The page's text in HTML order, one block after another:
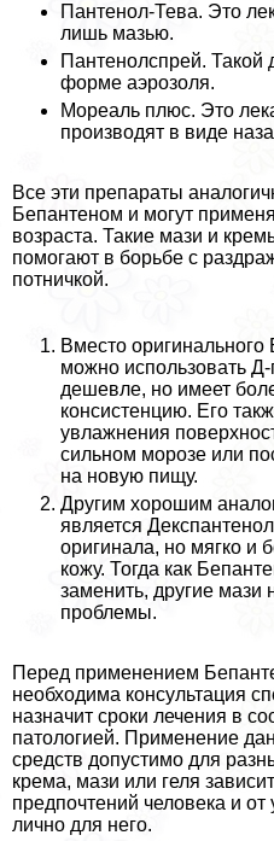
Пантенол-Тева. Это
лишь мазью.
Пантенолспрей. Такой
форме аэрозоля.
Мореаль плюс. Это
производят в виде
Все эти препараты
Бепантеном и могут
возраста. Такие мази и
помогают в борьбе с
потничкой.
Вместо оригинального
можно использовать
дешевле, но имеет
консистенцию. Его
увлажнения
сильном морозе или
на новую пищу.
Другим хорошим
является
оригинала, но мягко и
кожу. Тогда как
заменить, другие мази
проблемы.
Перед применением
необходима консультация
назначит сроки лечения в
патологией. Применение
средств допустимо для
крема, мази или геля
предпочтений человека и от
лично для него.